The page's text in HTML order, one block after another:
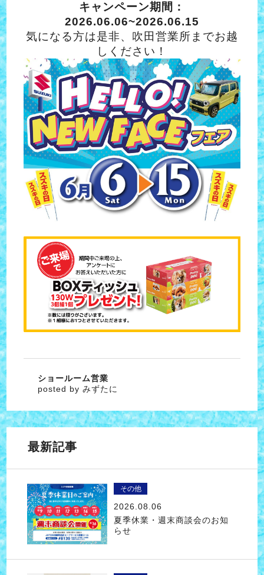
キャンペーン期間：
2026.06.06~2026.06.15
気になる方は是非、吹田営業所までお越
しください！
ショールーム営業
posted by みずたに
最新記事
その他
2026.08.06
夏季休業・週末商談会のお知
らせ